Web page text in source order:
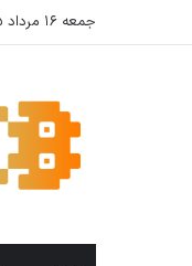
جمعه ۱۶ مرداد ۱۴۰۵